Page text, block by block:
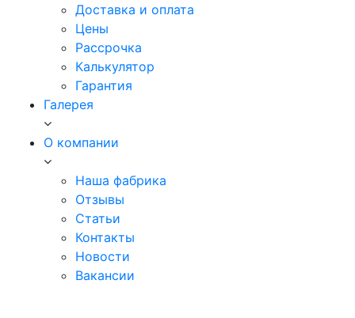
Доставка и оплата
Цены
Рассрочка
Калькулятор
Гарантия
Галерея
О компании
Наша фабрика
Отзывы
Статьи
Контакты
Новости
Вакансии